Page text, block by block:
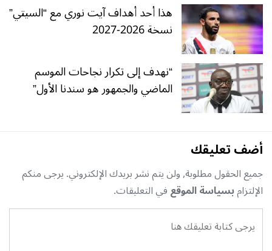
هذا أحد أهداف آيت نوري مع “السيتي”
نسخة 2026-2027
“نهدف إلى تكرار نجاحات الموسم
الماضي والجمهور هو سندنا الأول”
أضف تعليقك
جميع الحقول مطلوبة, ولن يتم نشر بريدك الإلكتروني. يرجى منكم
الإلتزامبسياسة الموقعفي التعليقات.